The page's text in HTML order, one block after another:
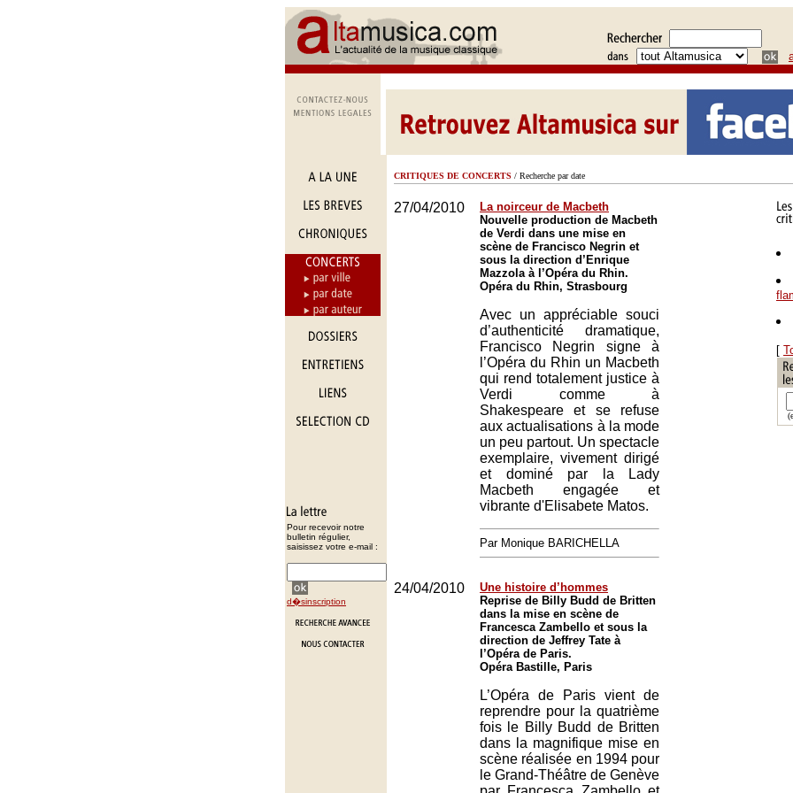
Pour recevoir notre
bulletin régulier,
saisissez votre e-mail :
d�sinscription
CRITIQUES DE CONCERTS / Recherche par date
27/04/2010
La noirceur de Macbeth
Nouvelle production de Macbeth
de Verdi dans une mise en
scène de Francisco Negrin et
sous la direction d’Enrique
Mazzola à l’Opéra du Rhin.
Opéra du Rhin, Strasbourg
Avec un appréciable souci
d’authenticité dramatique,
Francisco Negrin signe à
l’Opéra du Rhin un Macbeth
qui rend totalement justice à
Verdi comme à
Shakespeare et se refuse
aux actualisations à la mode
un peu partout. Un spectacle
exemplaire, vivement dirigé
et dominé par la Lady
Macbeth engagée et
vibrante d'Elisabete Matos.
Par Monique BARICHELLA
24/04/2010
Une histoire d’hommes
Reprise de Billy Budd de Britten
dans la mise en scène de
Francesca Zambello et sous la
direction de Jeffrey Tate à
l’Opéra de Paris.
Opéra Bastille, Paris
L’Opéra de Paris vient de
reprendre pour la quatrième
fois le Billy Budd de Britten
dans la magnifique mise en
scène réalisée en 1994 pour
le Grand-Théâtre de Genève
[